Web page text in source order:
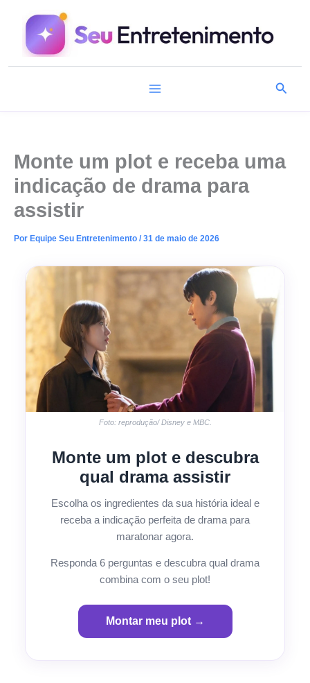
conteúdo
Monte um plot e receba uma
indicação de drama para
assistir
Por Equipe Seu Entretenimento /31 de maio de 2026
Foto: reprodução/ Disney e MBC.
Monte um plot e descubra
qual drama assistir
Escolha os ingredientes da sua história ideal e
receba a indicação perfeita de drama para
maratonar agora.
Responda 6 perguntas e descubra qual drama
combina com o seu plot!
Montar meu plot →